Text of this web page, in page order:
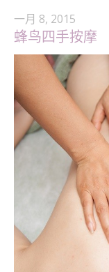
一月 8, 2015
蜂鸟四手按摩